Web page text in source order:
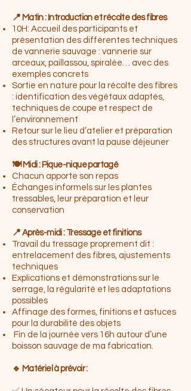
📍 Matin : Introduction et récolte des fibres
10H: Accueil des participants et
présentation des différentes techniques
de vannerie sauvage : vannerie sur
arceaux, paillassou, spiralée… avec des
exemples concrets
Sortie en nature pour la récolte des fibres
: identification des végétaux adaptés,
techniques de coupe et respect de
l’environnement
Retour sur le lieu d’atelier et préparation
des structures avant la pause déjeuner
🍽️ Midi : Pique-nique partagé
Chacun apporte son repas
Échanges informels sur les plantes
tressables, leur préparation et leur
conservation
📍 Après-midi : Tressage et finitions
Travail du tressage proprement dit :
entrelacement des fibres, ajustements
techniques
Explications et démonstrations sur le
serrage, la régularité et les adaptations
possibles
Affinage des formes, finitions et astuces
pour la durabilité des objets
Fin de la journée vers 16h autour d’une
boisson sauvage de ma fabrication.
🔹 Matériel à prévoir :